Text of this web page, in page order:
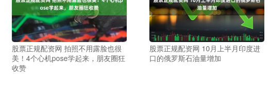
股票正规配资网 拍照不用露脸也很
美！4个心机pose学起来，朋友圈狂
收赞
股票正规配资网 10月上半月印度进
口的俄罗斯石油量增加